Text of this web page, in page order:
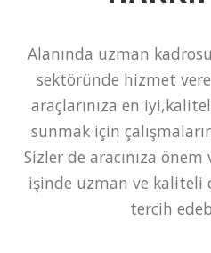
Alanında uzman
sektöründe hizmet
araçlarınıza en
sunmak için
Sizler de aracınıza
işinde uzman ve kaliteli
tercih